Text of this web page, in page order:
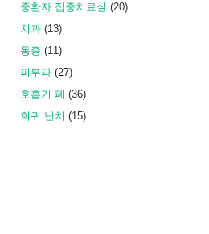
중환자 집중치료실 (20)
치과 (13)
통증 (11)
피부과 (27)
호흡기 폐 (36)
희귀 난치 (15)